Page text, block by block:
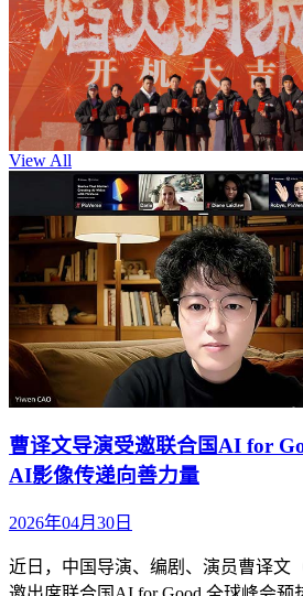
View All
曹译文导演受邀联合国AI for
AI影像传递向善力量
2026年04月30日
近日，中国导演、编剧、演员曹译文